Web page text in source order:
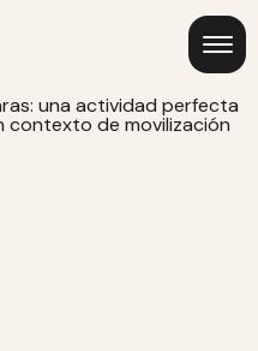
una actividad perfecta
contexto de movilización